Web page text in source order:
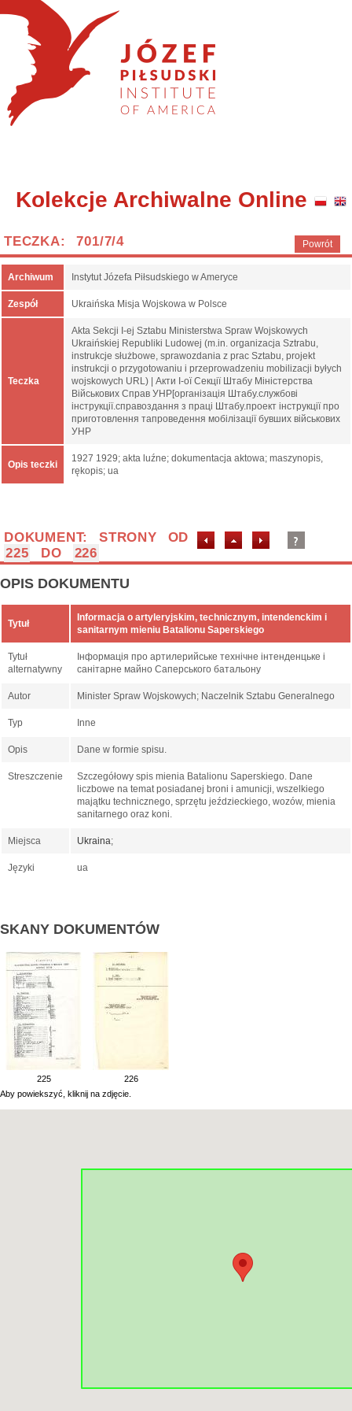
Kolekcje Archiwalne Online
Powrót
TECZKA: 701/7/4
Archiwum Instytut Józefa Piłsudskiego w Ameryce
Zespół Ukraińska Misja Wojskowa w Polsce
Teczka
Akta Sekcji I-ej Sztabu Ministerstwa Spraw Wojskowych
Ukraińskiej Republiki Ludowej (m.in. organizacja Sztrabu,
instrukcje służbowe, sprawozdania z prac Sztabu, projekt
instrukcji o przygotowaniu i przeprowadzeniu mobilizacji byłych
wojskowych URL) | Акти І-ої Секції Штабу Міністерства
Військових Справ УНР[організація Штабу.службові
інструкції.справоздання з праці Штабу.проект інструкції про
приготовлення тапроведення мобілізації бувших військових
УНР
Opis teczki
1927 1929; akta luźne; dokumentacja aktowa; maszynopis,
rękopis; ua
DOKUMENT: STRONY OD
225
DO 226
OPIS DOKUMENTU
Tytuł
Informacja o artyleryjskim, technicznym, intendenckim i
sanitarnym mieniu Batalionu Saperskiego
Tytuł
alternatywny
Інформація про артилерийське технічне інтенденцьке і
санітарне майно Саперського батальону
Autor Minister Spraw Wojskowych; Naczelnik Sztabu Generalnego
Typ Inne
Opis Dane w formie spisu.
Streszczenie
Szczegółowy spis mienia Batalionu Saperskiego. Dane
liczbowe na temat posiadanej broni i amunicji, wszelkiego
majątku technicznego, sprzętu jeździeckiego, wozów, mienia
sanitarnego oraz koni.
Miejsca Ukraina;
Języki ua
SKANY DOKUMENTÓW
225
226
Aby powiekszyć, kliknij na zdjęcie.